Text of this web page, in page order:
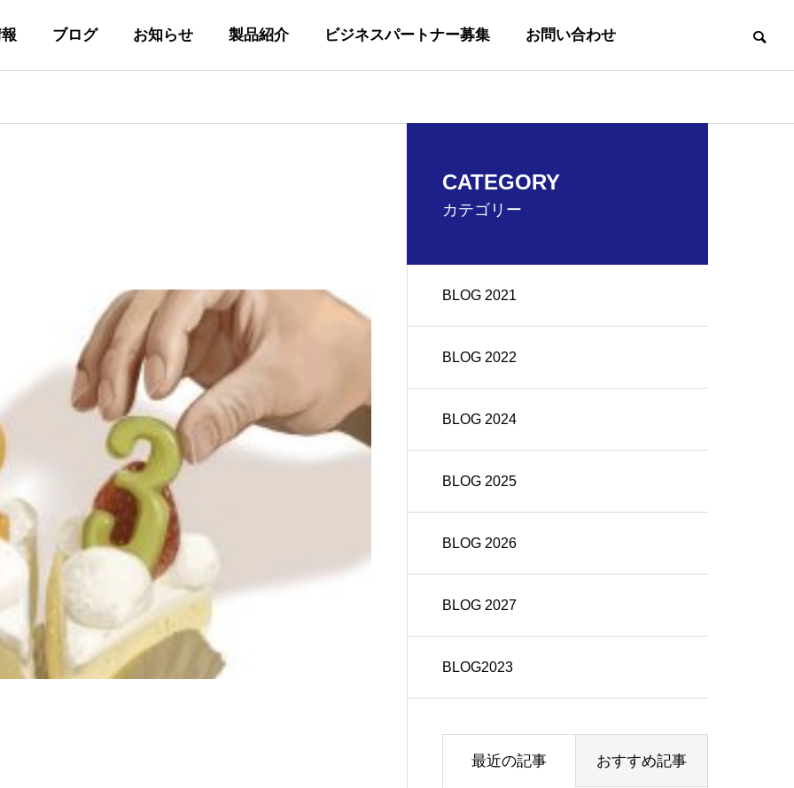
ブログ お知らせ 製品紹介 ビジネスパートナー募集 お問い合わせ
BUSINESS
私たちの取り組み
INITIATIVES
沿革
OUTLINE
アクセス
ACCESS
CATEGORY
カテゴリー
BLOG 2021
BLOG 2022
BLOG 2024
BLOG 2025
BLOG 2026
BLOG 2027
BLOG2023
最近の記事 おすすめ記事